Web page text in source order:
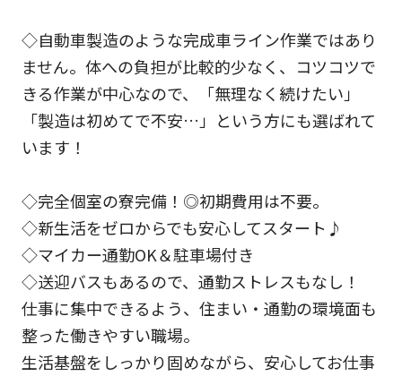
◇自動車製造のような完成車ライン作業ではあり
ません。体への負担が比較的少なく、コツコツで
きる作業が中心なので、「無理なく続けたい」
「製造は初めてで不安…」という方にも選ばれて
います！
◇完全個室の寮完備！◎初期費用は不要。
◇新生活をゼロからでも安心してスタート♪
◇マイカー通勤OK＆駐車場付き
◇送迎バスもあるので、通勤ストレスもなし！
仕事に集中できるよう、住まい・通勤の環境面も
整った働きやすい職場。
生活基盤をしっかり固めながら、安心してお仕事